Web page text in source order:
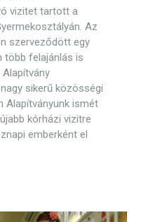
vizitet tartott a
Az
szerveződött egy
több felajánlás is
sikerű közösségi
Alapítványunk ismét
kórházi vizitre
emberként el